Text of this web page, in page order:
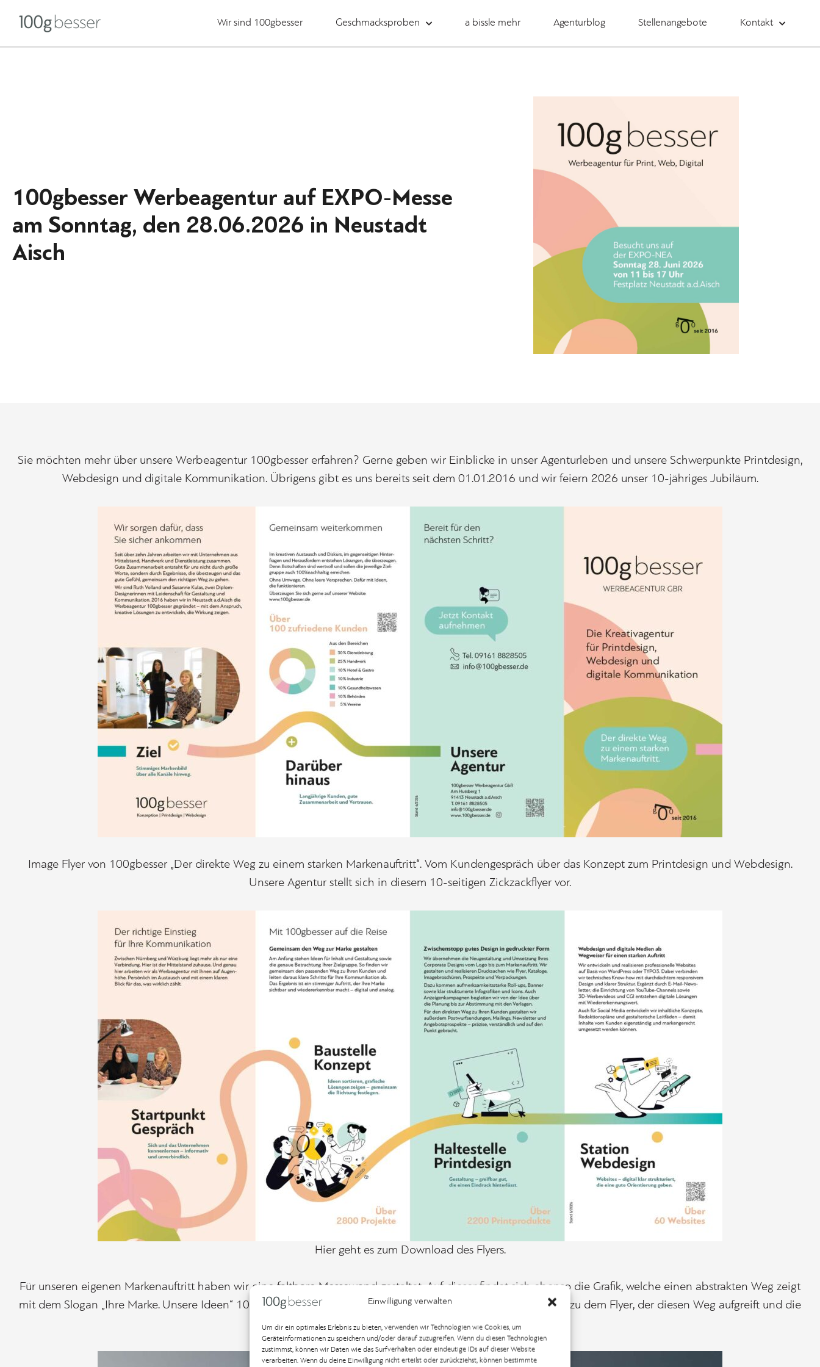
Einwilligung verwalten
Um dir ein optimales Erlebnis zu bieten, verwenden wir Technologien wie Cookies, um
Geräteinformationen zu speichern und/oder darauf zuzugreifen. Wenn du diesen Technologien
zustimmst, können wir Daten wie das Surfverhalten oder eindeutige IDs auf dieser Website
verarbeiten. Wenn du deine Einwilligung nicht erteilst oder zurückziehst, können bestimmte
Wir sind 100gbesser Geschmacksproben a bissle mehr Agenturblog Stellenangebote Kontakt
100gbesser Werbeagentur auf EXPO-Messe
am Sonntag, den 28.06.2026 in Neustadt
Aisch
Sie möchten mehr über unsere Werbeagentur 100gbesser erfahren? Gerne geben wir Einblicke in unser Agenturleben und unsere Schwerpunkte Printdesign,
Webdesign und digitale Kommunikation. Übrigens gibt es uns bereits seit dem 01.01.2016 und wir feiern 2026 unser 10-jähriges Jubiläum.
Image Flyer von 100gbesser „Der direkte Weg zu einem starken Markenauftritt“. Vom Kundengespräch über das Konzept zum Printdesign und Webdesign.
Unsere Agentur stellt sich in diesem 10-seitigen Zickzackflyer vor.
Hier geht es zum Download des Flyers.
Für unseren eigenen Markenauftritt haben wir eine faltbare Messewand gestaltet. Auf dieser findet sich ebenso die Grafik, welche einen abstrakten Weg zeigt
mit dem Slogan „Ihre Marke. Unsere Ideen“ 100gbesser Werbeagentur für Print, Web, Digital. Optisch passend zu dem Flyer, der diesen Weg aufgreift und die
einzelnen „Stationen / Leistungen“ von 100gbesser beschreibt.